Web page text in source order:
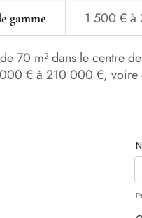
gamme 1 500 €
70 m² dans le centre
€ à 210 000 €, voire